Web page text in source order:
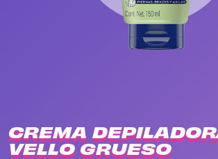
CREMA
VELLO GRUESO